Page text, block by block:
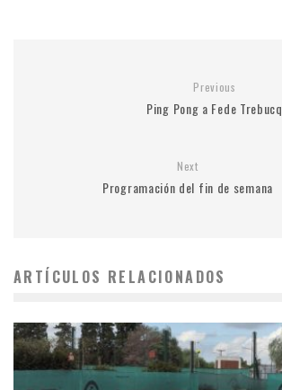
Previous
Ping Pong a Fede Trebucq
Next
Programación del fin de semana
ARTÍCULOS RELACIONADOS